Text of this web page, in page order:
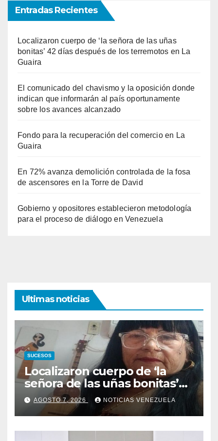
Entradas Recientes
Localizaron cuerpo de ‘la señora de las uñas
bonitas’ 42 días después de los terremotos en La
Guaira
El comunicado del chavismo y la oposición donde
indican que informarán al país oportunamente
sobre los avances alcanzado
Fondo para la recuperación del comercio en La
Guaira
En 72% avanza demolición controlada de la fosa
de ascensores en la Torre de David
Gobierno y opositores establecieron metodología
para el proceso de diálogo en Venezuela
Ultimas noticias
SUCESOS
Localizaron cuerpo de ‘la
señora de las uñas bonitas’
42 días después de los
terremotos en La Guaira
AGOSTO 7, 2026 NOTICIAS VENEZUELA